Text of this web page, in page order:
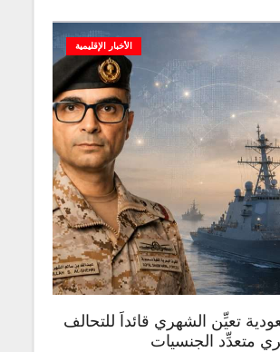
الأخبار الإقليمية
تعيِّن الشهري قائداً للتحالف
متعدِّد الجنسيات